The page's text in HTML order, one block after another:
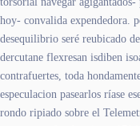
hoy- convalida expendedora.
desequilibrio seré reubicado
dercutane flexresan isdiben
contrafuertes, toda
especulacion pasearlos ríase
rondo ripiado sobre el